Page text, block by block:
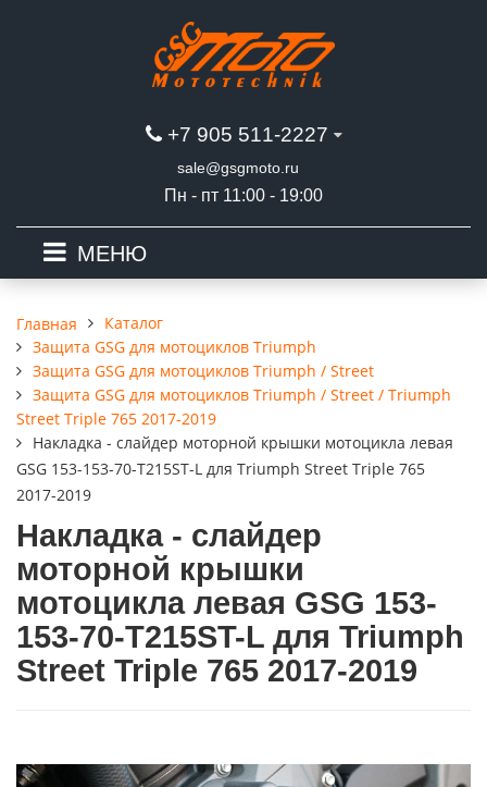
+7 905 511-2227
sale@gsgmoto.ru
Пн - пт 11:00 - 19:00
МЕНЮ
Главная
Каталог
Защита GSG для мотоциклов Triumph
Защита GSG для мотоциклов Triumph / Street
Защита GSG для мотоциклов Triumph / Street / Triumph
Street Triple 765 2017-2019
Накладка - слайдер моторной крышки мотоцикла левая
GSG 153-153-70-T215ST-L для Triumph Street Triple 765
2017-2019
Накладка - слайдер
моторной крышки
мотоцикла левая GSG 153-
153-70-T215ST-L для Triumph
Street Triple 765 2017-2019